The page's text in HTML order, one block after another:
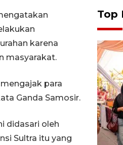
karena
masyarakat.
para
Ganda Samosir.
didasari oleh
Sultra itu yang
Top